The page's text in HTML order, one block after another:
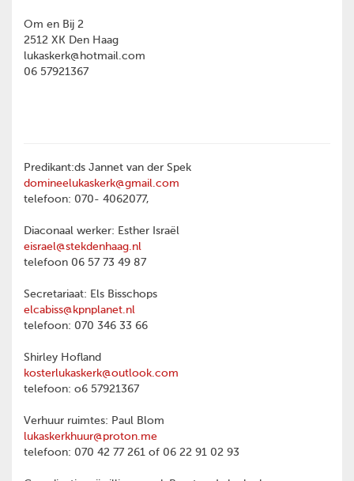
Om en Bij 2
2512 XK Den Haag
lukaskerk@hotmail.com
06 57921367
Predikant:ds Jannet van der Spek
domineelukaskerk@gmail.com
telefoon: 070- 4062077,
Diaconaal werker: Esther Israël
eisrael@stekdenhaag.nl
telefoon 06 57 73 49 87
Secretariaat: Els Bisschops
elcabiss@kpnplanet.nl
telefoon: 070 346 33 66
Shirley Hofland
kosterlukaskerk@outlook.com
telefoon: o6 57921367
Verhuur ruimtes: Paul Blom
lukaskerkhuur@proton.me
telefoon: 070 42 77 261 of 06 22 91 02 93